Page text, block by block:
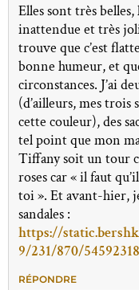
Elles sont très
inattendue et très
trouve que c’est
bonne humeur, et
circonstances. J’ai
(d’ailleurs, mes trois
cette couleur), des
tel point que mon
Tiffany soit un tour
roses car « il faut
toi ». Et avant-hier,
sandales :
https://
9/231/870/
RÉPONDRE